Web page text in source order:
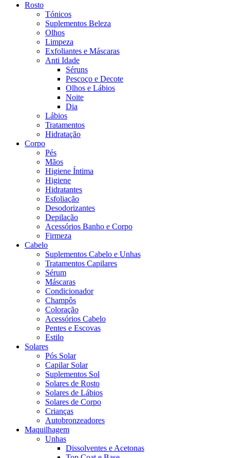
Rosto
Tónicos
Suplementos Beleza
Olhos
Limpeza
Exfoliantes e Máscaras
Anti Idade
Séruns
Pescoço e Decote
Olhos e Lábios
Noite
Dia
Lábios
Tratamentos
Hidratação
Corpo
Pés
Mãos
Higiene Íntima
Higiene
Hidratantes
Esfoliação
Desodorizantes
Depilação
Acessórios Banho e Corpo
Firmeza
Cabelo
Suplementos Cabelo e Unhas
Tratamentos Capilares
Sérum
Máscaras
Condicionador
Champôs
Coloração
Acessórios Cabelo
Pentes e Escovas
Estilo
Solares
Pós Solar
Capilar Solar
Suplementos Sol
Solares de Rosto
Solares de Lábios
Solares de Corpo
Crianças
Autobronzeadores
Maquilhagem
Unhas
Dissolventes e Acetonas